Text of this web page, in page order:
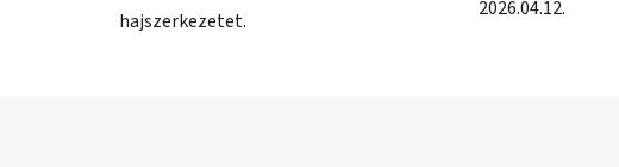
hajszerkezetet.
2026.04.12.